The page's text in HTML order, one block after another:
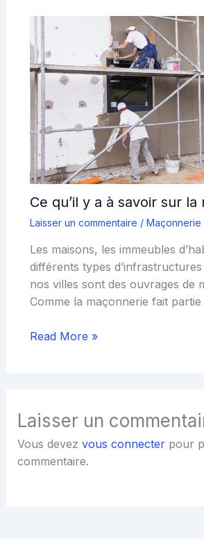
Ce qu’il y a à savoir sur
Laisser un commentaire / Maçonnerie
Les maisons, les immeubles
différents types
nos villes sont des ouvrages de
Comme la maçonnerie fait
Read More »
Laisser un
Vous devez vous connecterpour
commentaire.